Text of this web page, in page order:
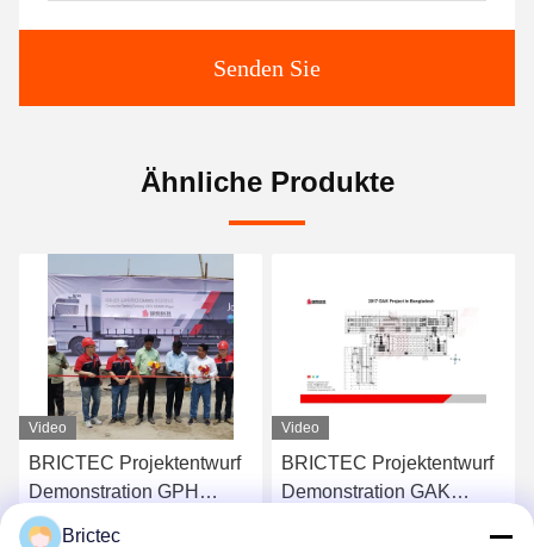
Senden Sie
Ähnliche Produkte
Video
BRICTEC Projektentwurf
Demonstration GAK
Projekt in Bangladesch
Video
Weltweite
Ziegelherstellung Projekt
Brictec